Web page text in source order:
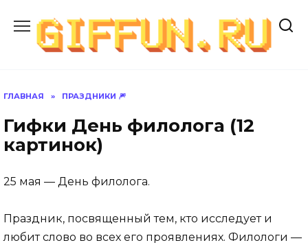
содержанию
ГЛАВНАЯ » ПРАЗДНИКИ 🎆
Гифки День филолога (12
картинок)
25 мая — День филолога.
Праздник, посвященный тем, кто исследует и
любит слово во всех его проявлениях. Филологи —